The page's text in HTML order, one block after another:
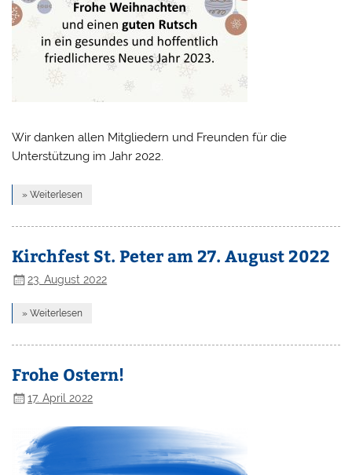
Wir danken allen Mitgliedern und Freunden für die
Unterstützung im Jahr 2022.
» Weiterlesen
Kirchfest St. Peter am 27. August 2022
23. August 2022
» Weiterlesen
Frohe Ostern!
17. April 2022